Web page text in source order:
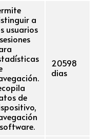
a
usuarios
de
20598
dias